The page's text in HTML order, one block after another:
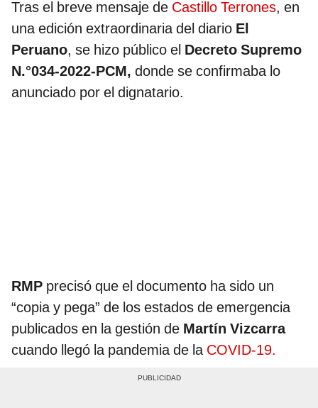
Tras el breve mensaje de Castillo Terrones, en
una edición extraordinaria del diario El
Peruano, se hizo público el Decreto Supremo
N.°034-2022-PCM, donde se confirmaba lo
anunciado por el dignatario.
RMP precisó que el documento ha sido un
“copia y pega” de los estados de emergencia
publicados en la gestión de Martín Vizcarra
cuando llegó la pandemia de la COVID-19.